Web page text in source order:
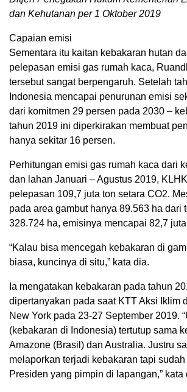
dan Kehutanan per 1 Oktober 2019
Capaian emisi
Sementara itu kaitan kebakaran hutan
pelepasan emisi gas rumah kaca,
tersebut sangat berpengaruh. Setelah
Indonesia mencapai penurunan emisi
dari komitmen 29 persen pada 2030 –
tahun 2019 ini diperkirakan membuat
hanya sekitar 16 persen.
Perhitungan emisi gas rumah kaca dari
dan lahan Januari – Agustus 2019,
pelepasan 109,7 juta ton setara CO2.
pada area gambut hanya 89.563 ha dari
328.724 ha, emisinya mencapai 82,7
“Kalau bisa mencegah kebakaran di
biasa, kuncinya di situ,” kata dia.
Ia mengatakan kebakaran pada tahun
dipertanyakan pada saat KTT Aksi Iklim
New York pada 23-27 September 2019.
(kebakaran di Indonesia) tertutup sama
Amazone (Brasil) dan Australia. Justru
melaporkan terjadi kebakaran tapi
Presiden yang pimpin di lapangan,” kata